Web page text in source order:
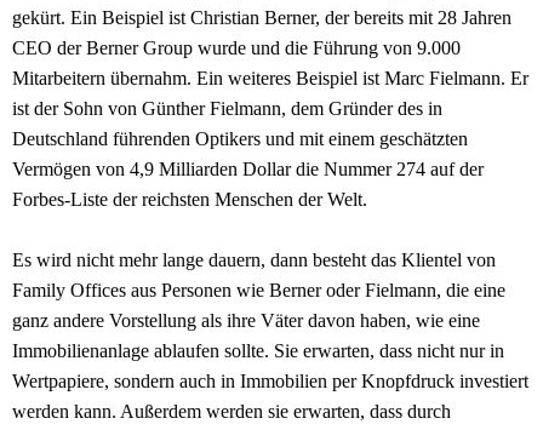
gekürt. Ein Beispiel ist Christian Berner, der bereits mit 28 Jahren
CEO der Berner Group wurde und die Führung von 9.000
Mitarbeitern übernahm. Ein weiteres Beispiel ist Marc Fielmann. Er
ist der Sohn von Günther Fielmann, dem Gründer des in
Deutschland führenden Optikers und mit einem geschätzten
Vermögen von 4,9 Milliarden Dollar die Nummer 274 auf der
Forbes-Liste der reichsten Menschen der Welt.
Es wird nicht mehr lange dauern, dann besteht das Klientel von
Family Offices aus Personen wie Berner oder Fielmann, die eine
ganz andere Vorstellung als ihre Väter davon haben, wie eine
Immobilienanlage ablaufen sollte. Sie erwarten, dass nicht nur in
Wertpapiere, sondern auch in Immobilien per Knopfdruck investiert
werden kann. Außerdem werden sie erwarten, dass durch